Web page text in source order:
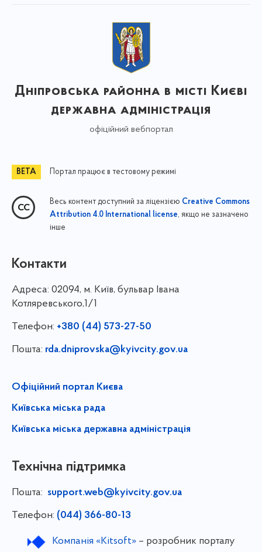
Дніпровська районна в місті Києві
державна адміністрація
офіційний вебпортал
Портал працює в тестовому режимі
Весь контент доступний за ліцензією Creative Commons
Attribution 4.0 International license, якщо не зазначено
інше
Контакти
Адреса: 02094, м. Київ, бульвар Івана
Котляревського,1/1
Телефон: +380 (44) 573-27-50
Пошта: rda.dniprovska@kyivcity.gov.ua
Офіційний портал Києва
Київська міська рада
Київська міська державна адміністрація
Технічна підтримка
Пошта: support.web@kyivcity.gov.ua
Телефон: (044) 366-80-13
Компанія «Kitsoft»– розробник порталу